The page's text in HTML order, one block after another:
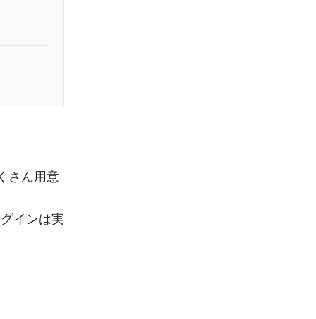
さん用意
インは実